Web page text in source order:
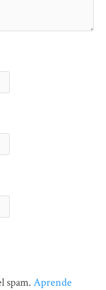
spam. Aprende